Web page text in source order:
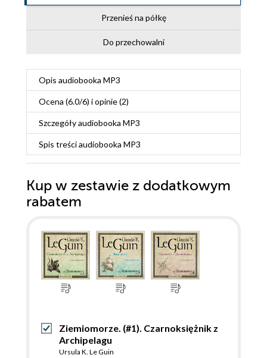
Przenieś na półkę
Do przechowalni
Opis audiobooka MP3
Ocena (6.0/6) i opinie (2)
Szczegółyaudiobooka MP3
Spis treściaudiobooka MP3
Kup w zestawie z dodatkowym
rabatem
Ziemiomorze. (#1). Czarnoksiężnik z
Archipelagu
Ursula K. Le Guin